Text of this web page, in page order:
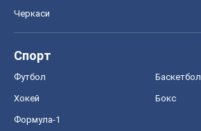
Черкаси
Спорт
Футбол Баскетбол
Хокей Бокс
Формула-1